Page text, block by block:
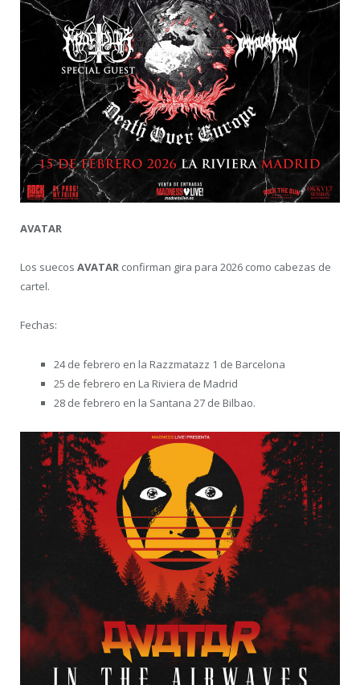
AVATAR
Los suecos AVATAR confirman gira para 2026 como cabezas de
cartel.
Fechas:
24 de febrero en la Razzmatazz 1 de Barcelona
25 de febrero en La Riviera de Madrid
28 de febrero en la Santana 27 de Bilbao.